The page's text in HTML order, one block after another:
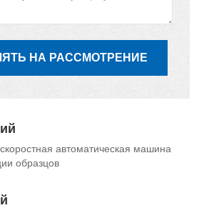
НА РАССМОТРЕНИЕ
автоматическая машина
образцов